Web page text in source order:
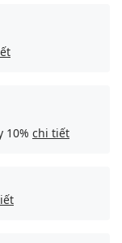
10% chi tiết